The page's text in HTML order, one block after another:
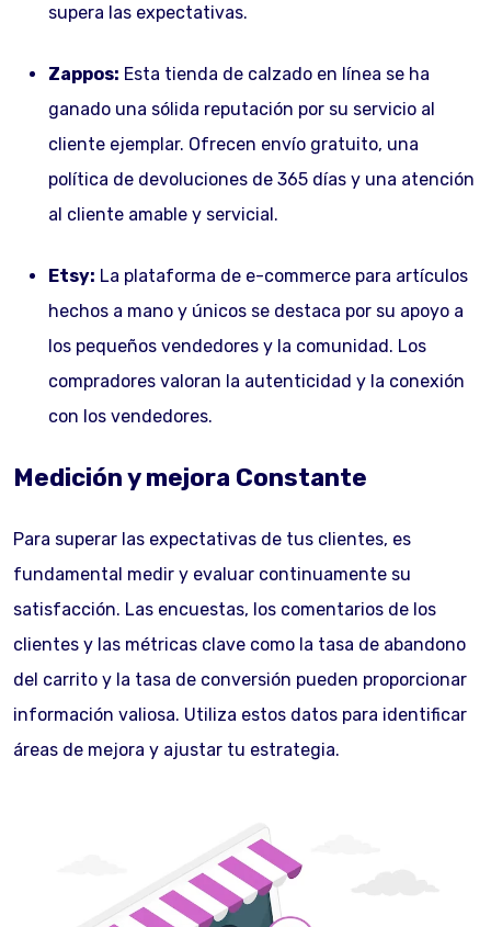
supera las expectativas.
Zappos: Esta tienda de calzado en línea se ha
ganado una sólida reputación por su servicio al
cliente ejemplar. Ofrecen envío gratuito, una
política de devoluciones de 365 días y una atención
al cliente amable y servicial.
Etsy: La plataforma de e-commerce para artículos
hechos a mano y únicos se destaca por su apoyo a
los pequeños vendedores y la comunidad. Los
compradores valoran la autenticidad y la conexión
con los vendedores.
Medición y mejora Constante
Para superar las expectativas de tus clientes, es
fundamental medir y evaluar continuamente su
satisfacción. Las encuestas, los comentarios de los
clientes y las métricas clave como la tasa de abandono
del carrito y la tasa de conversión pueden proporcionar
información valiosa. Utiliza estos datos para identificar
áreas de mejora y ajustar tu estrategia.